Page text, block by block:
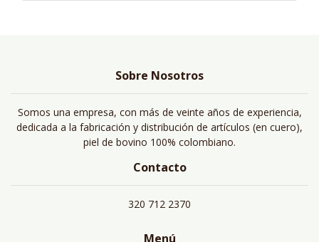
Sobre Nosotros
Somos una empresa, con más de veinte años de experiencia,
dedicada a la fabricación y distribución de artículos (en cuero),
piel de bovino 100% colombiano.
Contacto
320 712 2370
Menú